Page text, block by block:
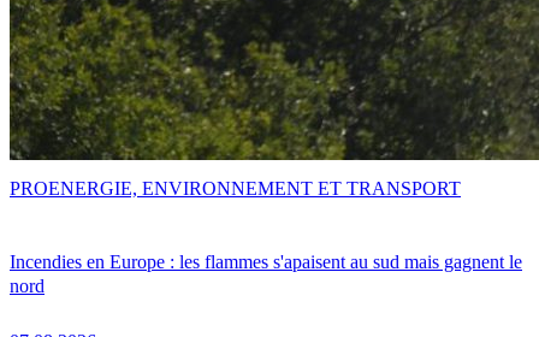
Incendies en Europe : les flammes s'apaisent au sud mais gagnent le
nord
PROENERGIE, ENVIRONNEMENT ET TRANSPORT